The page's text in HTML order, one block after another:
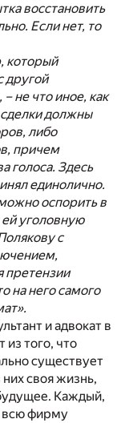
восстановить
Если нет, то
который
другой
не что иное, как
сделки должны
либо
причем
голоса. Здесь
единолично.
оспорить в
уголовную
с
претензии
на него самого
и адвокат в
из того, что
существует
своя жизнь,
Каждый,
всю фирму